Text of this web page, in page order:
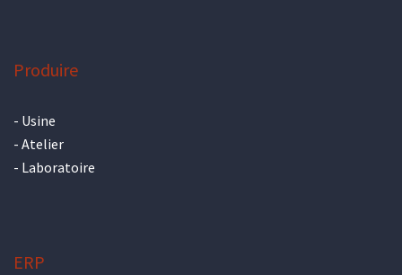
Produire
- Usine
- Atelier
- Laboratoire
ERP